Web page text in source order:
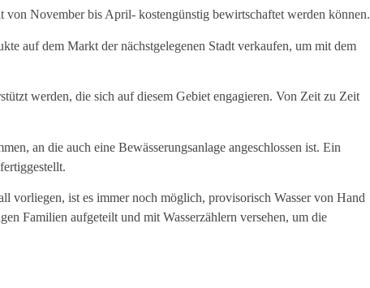
von November bis April- kostengünstig bewirtschaftet werden können.
auf dem Markt der nächstgelegenen Stadt verkaufen, um mit dem
werden, die sich auf diesem Gebiet engagieren. Von Zeit zu Zeit
an die auch eine Bewässerungsanlage angeschlossen ist. Ein
vorliegen, ist es immer noch möglich, provisorisch Wasser von Hand
Familien aufgeteilt und mit Wasserzählern versehen, um die